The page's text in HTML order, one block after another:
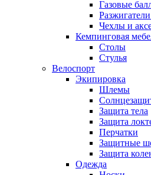
Газовые
Чехлы и
Кемпинговая
Столы
Стулья
Велоспорт
Экипировка
Шлемы
Защита тела
Защита
Перчатки
Защитные
Защита
Одежда